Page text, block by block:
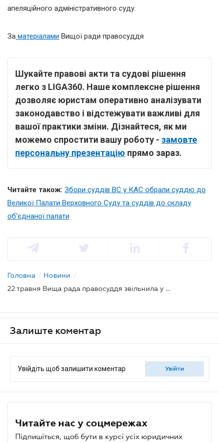
апеляційного адміністративного суду.
За матеріалами Вищої ради правосуддя
Шукайте правові акти та судові рішення
легко з LIGA360. Наше комплексне рішення
дозволяє юристам оперативно аналізувати
законодавство і відстежувати важливі для
вашої практики зміни. Дізнайтеся, як ми
можемо спростити вашу роботу - замовте
персональну презентацію прямо зараз.
Читайте також: Збори суддів ВС у КАС обрали суддю до
Великої Палати Верховного Суду та суддів до складу
об'єднаної палати
Головна / Новини /
22 травня Вища рада правосуддя звільнила у відставку двох суддів
Залиште коментар
Увійдіть щоб залишити коментар увійти
Читайте нас у соцмережах
Підпишіться, щоб бути в курсі усіх юридичних